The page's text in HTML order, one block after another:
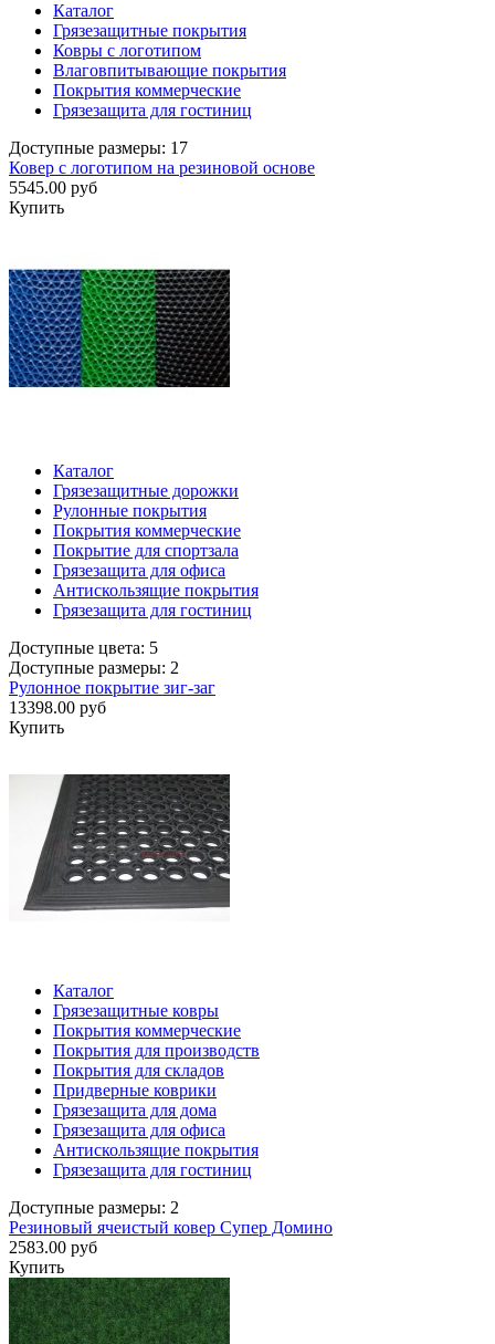
Каталог
Грязезащитные покрытия
Ковры с логотипом
Влаговпитывающие покрытия
Покрытия коммерческие
Грязезащита для гостиниц
Доступные размеры: 17
Ковер с логотипом на резиновой основе
5545.00 руб
Купить
Каталог
Грязезащитные дорожки
Рулонные покрытия
Покрытия коммерческие
Покрытие для спортзала
Грязезащита для офиса
Антискользящие покрытия
Грязезащита для гостиниц
Доступные цвета: 5
Доступные размеры: 2
Рулонное покрытие зиг-заг
13398.00 руб
Купить
Каталог
Грязезащитные ковры
Покрытия коммерческие
Покрытия для производств
Покрытия для складов
Придверные коврики
Грязезащита для дома
Грязезащита для офиса
Антискользящие покрытия
Грязезащита для гостиниц
Доступные размеры: 2
Резиновый ячеистый ковер Супер Домино
2583.00 руб
Купить